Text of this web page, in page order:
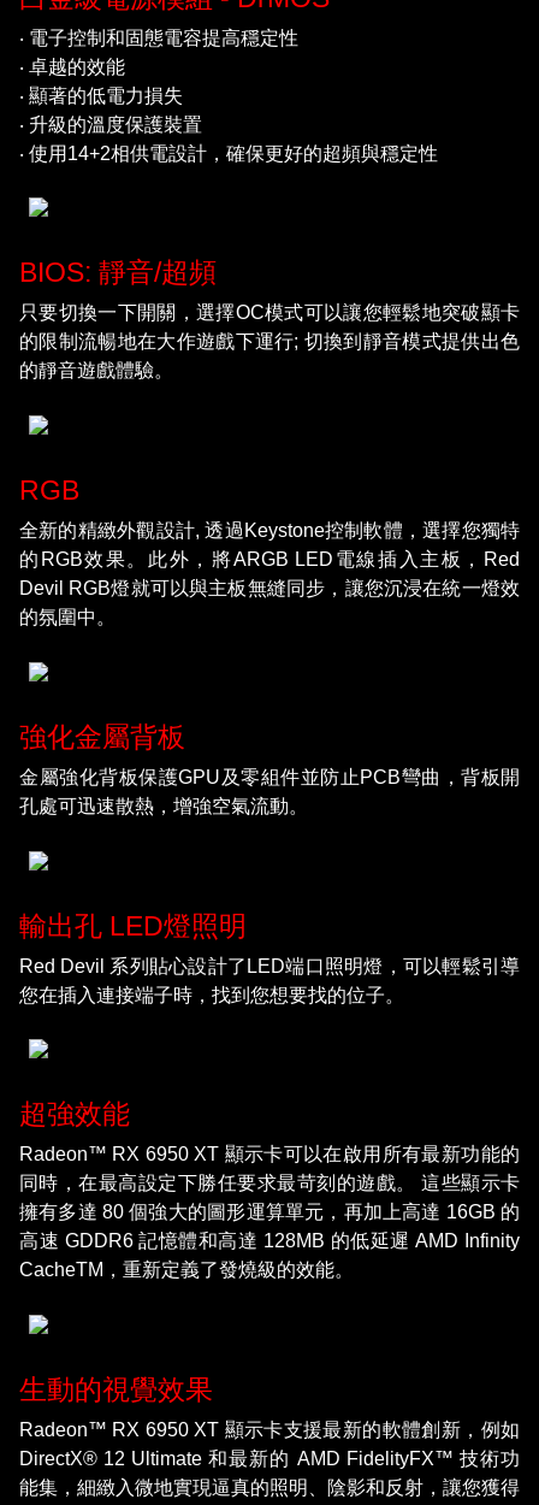
‧ 電子控制和固態電容提高穩定性
‧ 卓越的效能
‧ 顯著的低電力損失
‧ 升級的溫度保護裝置
‧ 使用14+2相供電設計，確保更好的超頻與穩定性
BIOS: 靜音/超頻
只要切換一下開關，選擇OC模式可以讓您輕鬆地突破顯卡
的限制流暢地在大作遊戲下運行; 切換到靜音模式提供出色
的靜音遊戲體驗。
RGB
全新的精緻外觀設計, 透過Keystone控制軟體，選擇您獨特
的RGB效果。此外，將ARGB LED電線插入主板，Red
Devil RGB燈就可以與主板無縫同步，讓您沉浸在統一燈效
的氛圍中。
強化金屬背板
金屬強化背板保護GPU及零組件並防止PCB彎曲，背板開
孔處可迅速散熱，增強空氣流動。
輸出孔 LED燈照明
Red Devil 系列貼心設計了LED端口照明燈，可以輕鬆引導
您在插入連接端子時，找到您想要找的位子。
超強效能
Radeon™ RX 6950 XT 顯示卡可以在啟用所有最新功能的
同時，在最高設定下勝任要求最苛刻的遊戲。 這些顯示卡
擁有多達 80 個強大的圖形運算單元，再加上高達 16GB 的
高速 GDDR6 記憶體和高達 128MB 的低延遲 AMD Infinity
CacheTM，重新定義了發燒級的效能。
生動的視覺效果
Radeon™ RX 6950 XT 顯示卡支援最新的軟體創新，例如
DirectX® 12 Ultimate 和最新的 AMD FidelityFX™ 技術功
能集，細緻入微地實現逼真的照明、陰影和反射，讓您獲得